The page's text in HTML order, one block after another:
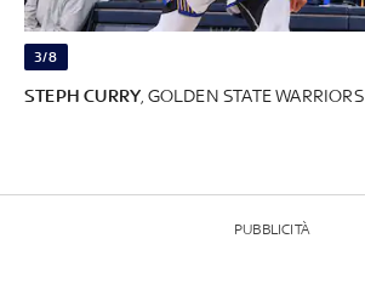
3/8
STEPH CURRY , GOLDEN STATE WARRIORS
PUBBLICITÀ